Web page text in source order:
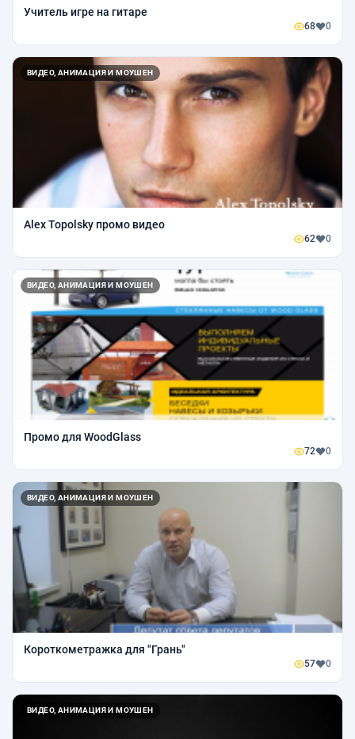
Учитель игре на гитаре
68 0
ВИДЕО, АНИМАЦИЯ И МОУШЕН
Alex Topolsky промо видео
62 0
ВИДЕО, АНИМАЦИЯ И МОУШЕН
Промо для WoodGlass
72 0
ВИДЕО, АНИМАЦИЯ И МОУШЕН
Короткометражка для "Грань"
57 0
ВИДЕО, АНИМАЦИЯ И МОУШЕН